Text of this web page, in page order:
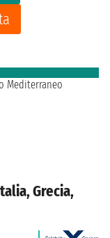
Grecia,